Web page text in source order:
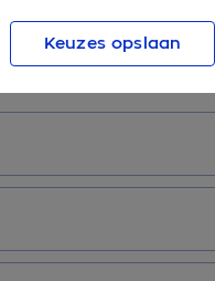
de kwaliteit van je
jij je levensstijl
Keuzes opslaan